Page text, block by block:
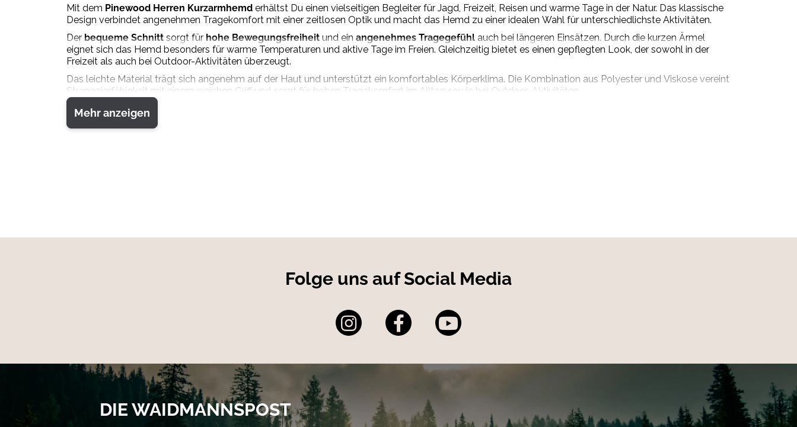
Mit dem Pinewood Herren Kurzarmhemd erhältst Du einen vielseitigen Begleiter für Jagd, Freizeit, Reisen und warme Tage in der Natur. Das klassische
Design verbindet angenehmen Tragekomfort mit einer zeitlosen Optik und macht das Hemd zu einer idealen Wahl für unterschiedlichste Aktivitäten.
Der bequeme Schnitt sorgt für hohe Bewegungsfreiheit und ein angenehmes Tragegefühl auch bei längeren Einsätzen. Durch die kurzen Ärmel
eignet sich das Hemd besonders für warme Temperaturen und aktive Tage im Freien. Gleichzeitig bietet es einen gepflegten Look, der sowohl in der
Freizeit als auch bei Outdoor-Aktivitäten überzeugt.
Das leichte Material trägt sich angenehm auf der Haut und unterstützt ein komfortables Körperklima. Die Kombination aus Polyester und Viskose vereint
Strapazierfähigkeit mit einem weichen Griff und sorgt für hohen Tragekomfort im Alltag sowie bei Outdoor-Aktivitäten.
Ob beim Reviergang, auf Reisen, bei Wanderungen oder im täglichen Einsatz – dieses Kurzarmhemd lässt sich vielseitig kombinieren und wird schnell zu
einem festen Bestandteil Deiner Outdoor-Garderobe.
Mehr anzeigen
Folge uns auf Social Media
DIE WAIDMANNSPOST